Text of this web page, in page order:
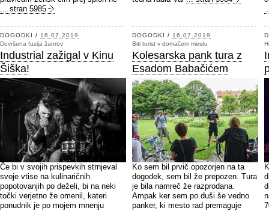
... stran 5985
DOGODKI / 16.07.2019
Dovršena fuzija žanrov
Industrial zažigal v Kinu
Šiška!
Če bi v svojih prispevkih strnjeval
svoje vtise na kulinaričnih
popotovanjih po deželi, bi na neki
točki verjetno že omenil, kateri
ponudnik je po mojem mnenju
DOGODKI / 16.07.2019
Biti turist v domačem mestu
Kolesarska pank tura z
Esadom Babačićem
Ko sem bil prvič opozorjen na ta
dogodek, sem bil že prepozen. Tura
je bila namreč že razprodana.
Ampak ker sem po duši še vedno
panker, ki mesto rad premaguje